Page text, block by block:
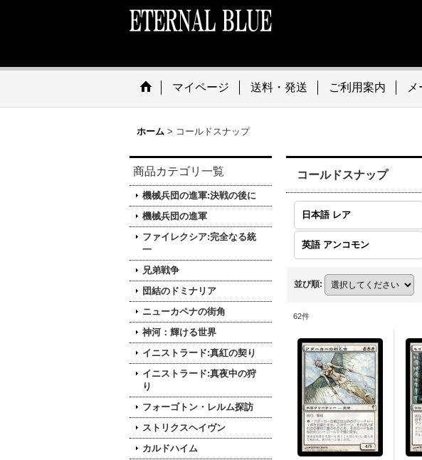
マイページ 送料・発送 ご利用案内
ホーム > コールドスナップ
商品カテゴリ一覧
機械兵団の進軍:決戦の後に
機械兵団の進軍
ファイレクシア:完全なる統
一
兄弟戦争
団結のドミナリア
ニューカペナの街角
神河：輝ける世界
イニストラード:真紅の契り
イニストラード:真夜中の狩
り
フォーゴトン・レルム探訪
ストリクスヘイヴン
カルドハイム
コールドスナップ
日本語 レア
英語 アンコモン
並び順:
62件